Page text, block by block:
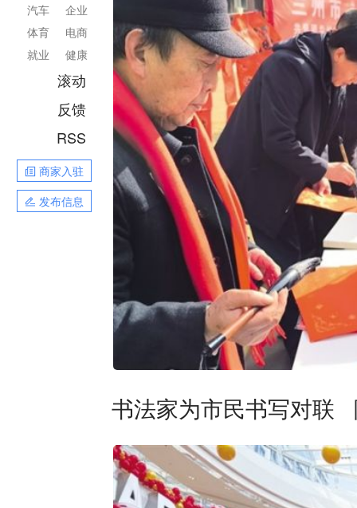
企业
电商
健康
汽车
体育
就业
滚动
反馈
RSS
商家入驻
发布信息
书法家为市民书写对联